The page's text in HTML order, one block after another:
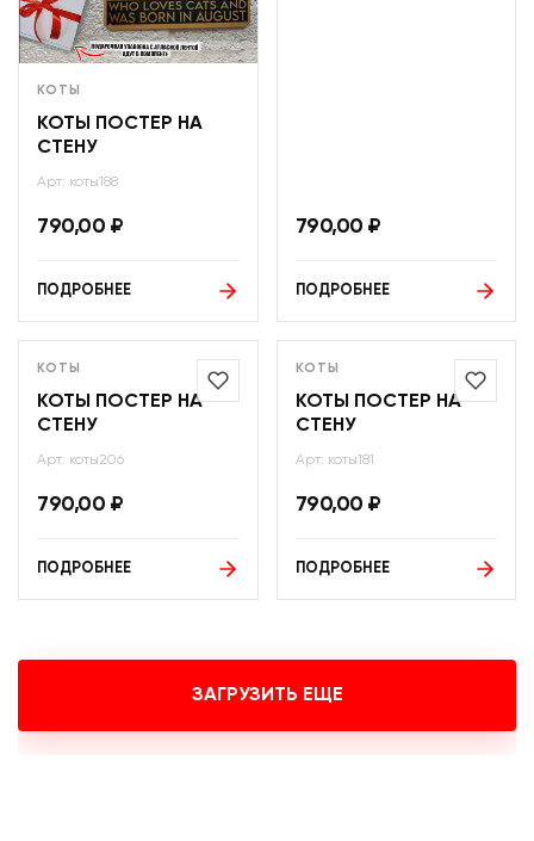
КОТЫ
КОТЫ ПОСТЕР НА
СТЕНУ
Арт: коты188
790,00 ₽
ПОДРОБНЕЕ
790,00 ₽
ПОДРОБНЕЕ
КОТЫ
КОТЫ ПОСТЕР НА
СТЕНУ
Арт: коты206
790,00 ₽
ПОДРОБНЕЕ
КОТЫ
КОТЫ ПОСТЕР НА
СТЕНУ
Арт: коты181
790,00 ₽
ПОДРОБНЕЕ
ЗАГРУЗИТЬ ЕЩЕ